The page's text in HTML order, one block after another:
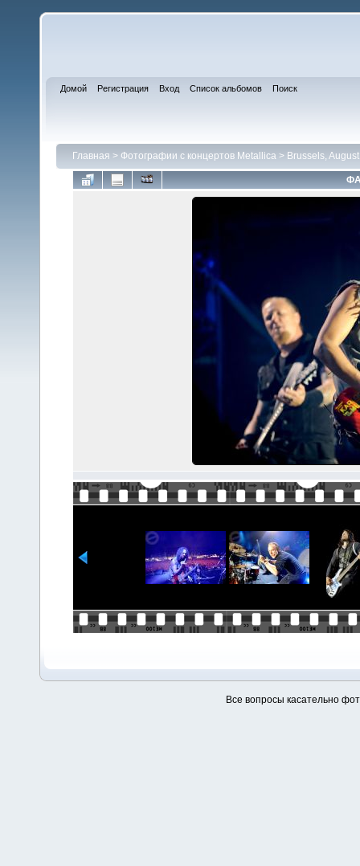
Домой Регистрация Вход Список альбомов Поиск
Главная > Фотографии с концертов Metallica > Brussels,
Все вопросы касательно